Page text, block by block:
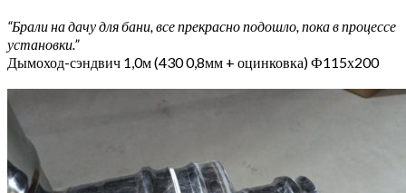
“Брали на дачу для бани, все прекрасно подошло, пока в процессе
установки.”
Дымоход-сэндвич 1,0м (430 0,8мм + оцинковка) Ф115х200